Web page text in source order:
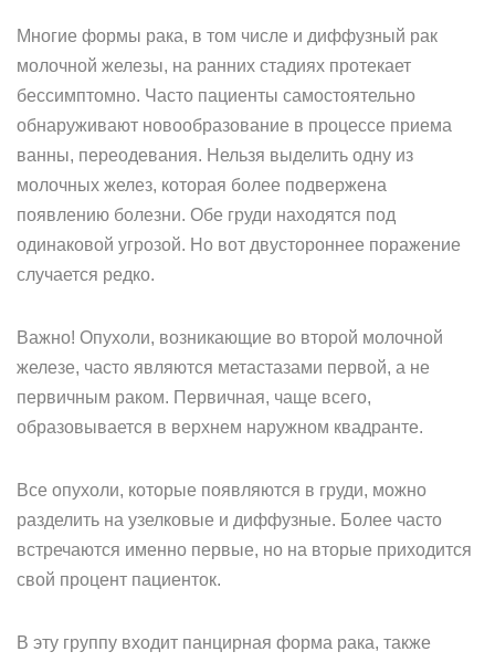
Многие формы рака, в том числе и диффузный рак
молочной железы, на ранних стадиях протекает
бессимптомно. Часто пациенты самостоятельно
обнаруживают новообразование в процессе приема
ванны, переодевания. Нельзя выделить одну из
молочных желез, которая более подвержена
появлению болезни. Обе груди находятся под
одинаковой угрозой. Но вот двустороннее поражение
случается редко.
Важно! Опухоли, возникающие во второй молочной
железе, часто являются метастазами первой, а не
первичным раком. Первичная, чаще всего,
образовывается в верхнем наружном квадранте.
Все опухоли, которые появляются в груди, можно
разделить на узелковые и диффузные. Более часто
встречаются именно первые, но на вторые приходится
свой процент пациенток.
В эту группу входит панцирная форма рака, также